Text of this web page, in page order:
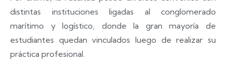
distintas instituciones ligadas al conglomerado
marítimo y logístico, donde la gran mayoría de
estudiantes quedan vinculados luego de realizar su
práctica profesional.